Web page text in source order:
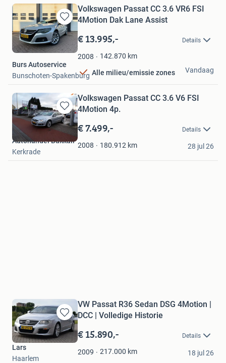
Bewaren
in
Mijn
Favorieten
Volkswagen Passat CC 3.6 VR6 FSI
4Motion Dak Lane Assist
€ 13.995,- Details
2008 142.870 km
Alle milieu/emissie zones
Burs Autoservice
Bunschoten-Spakenburg
Vandaag
Bewaren
in
Mijn
Favorieten
Volkswagen Passat CC 3.6 V6 FSI
4Motion 4p.
€ 7.499,- Details
2008 180.912 km
Autohandel Bakkali
Kerkrade
28 jul 26
Bewaren
in
Mijn
Favorieten
VW Passat R36 Sedan DSG 4Motion |
DCC | Volledige Historie
€ 15.890,- Details
2009 217.000 km
Lars
Haarlem
18 jul 26